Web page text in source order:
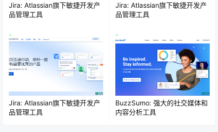
Jira: Atlassian旗下敏捷开发产
品管理工具
Jira: Atlassian旗下敏捷开发产
品管理工具
Jira: Atlassian旗下敏捷开发产
品管理工具
BuzzSumo: 强大的社交媒体和
内容分析工具